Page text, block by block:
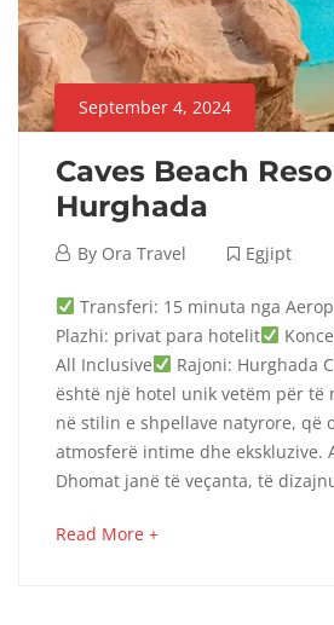
September 4, 2024
Caves Beach
Hurghada
September
2024
By Ora Travel Egjipt
Caves
Beach
Resort
–
Hurghada
Transferi: 15 minuta nga
Plazhi: privat para hotelit
All Inclusive
Rajoni: Hurghada
është një hotel unik vetëm për
në stilin e shpellave natyrore, që
atmosferë intime dhe ekskluzive.
Dhomat janë të veçanta, të
Read More +about